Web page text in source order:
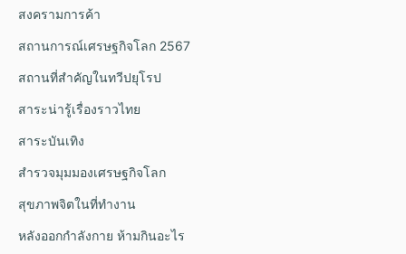
สงครามการค้า
สถานการณ์เศรษฐกิจโลก 2567
สถานที่สำคัญในทวีปยุโรป
สาระน่ารู้เรื่องราวไทย
สาระบันเทิง
สำรวจมุมมองเศรษฐกิจโลก
สุขภาพจิตในที่ทำงาน
หลังออกกําลังกาย ห้ามกินอะไร